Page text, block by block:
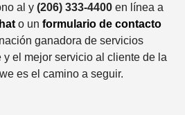
al y (206) 333-4400en línea a
o un formulario de contacto
ganadora de servicios
y el mejor servicio al cliente de la
es el camino a seguir.